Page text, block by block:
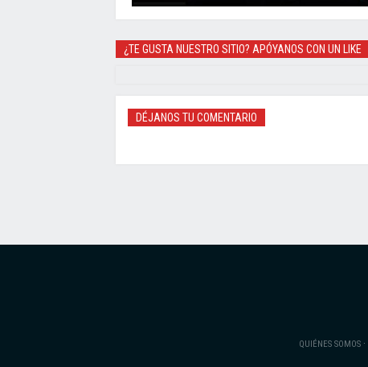
¿TE GUSTA NUESTRO SITIO? APÓYANOS CON UN LIKE
DÉJANOS TU COMENTARIO
QUIÉNES SOMOS·